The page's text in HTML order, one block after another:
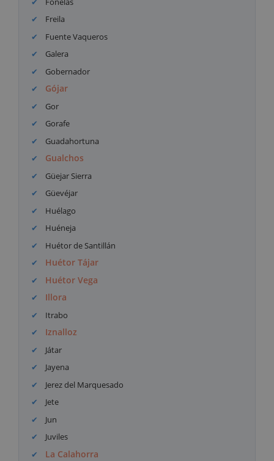
Freila
Fuente Vaqueros
Galera
Gobernador
Gójar
Gor
Gorafe
Guadahortuna
Gualchos
Güejar Sierra
Güevéjar
Huélago
Huéneja
Huétor de Santillán
Huétor Tájar
Huétor Vega
Illora
Itrabo
Iznalloz
Játar
Jayena
Jerez del Marquesado
Jete
Jun
Juviles
La Calahorra